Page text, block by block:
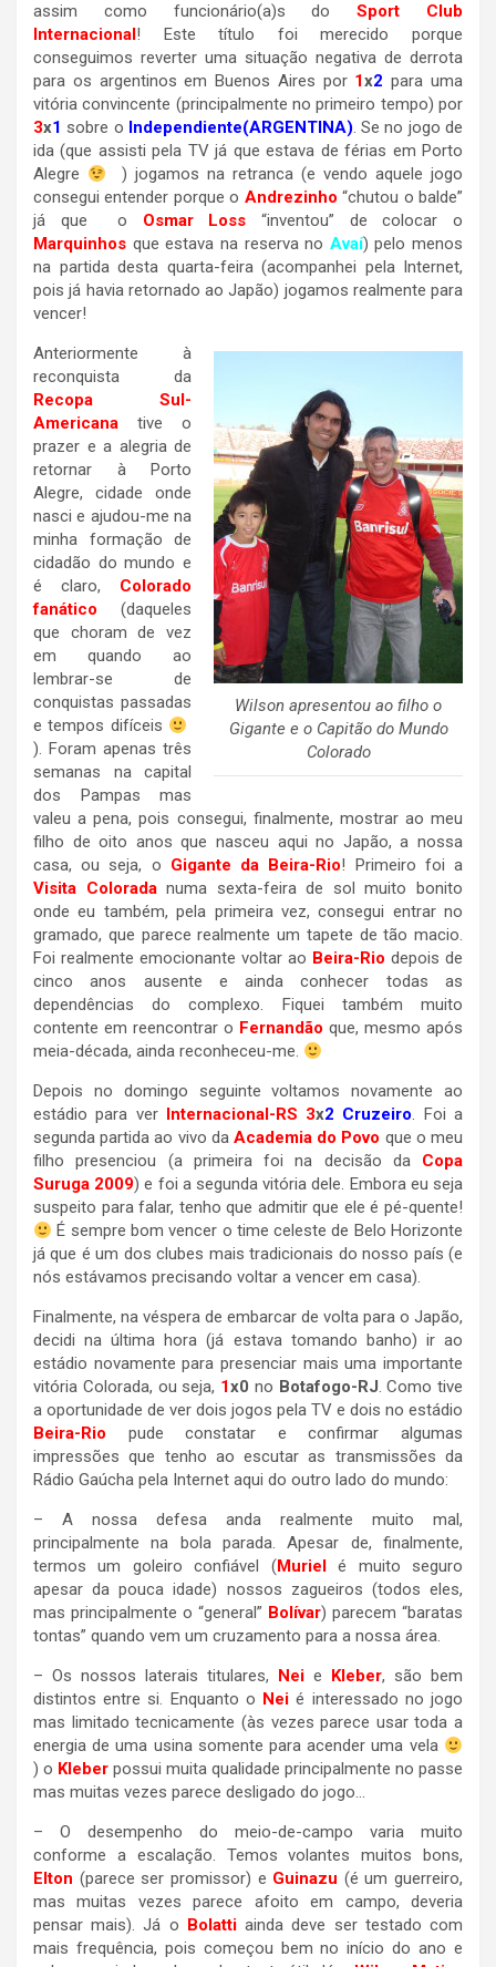
assim como funcionário(a)s doSport Club
Internacional! Este título foi merecido porque
conseguimos reverter uma situação negativa de derrota
para os argentinos em Buenos Aires por 1x2 para uma
vitória convincente (principalmente no primeiro tempo) por
3x1 sobre o Independiente(ARGENTINA). Se no jogo de
ida (que assisti pela TV já que estava de férias em Porto
Alegre
) jogamos na retranca (e vendo aquele jogo
consegui entender porque o Andrezinho “chutou o balde”
já que o Osmar Loss “inventou” de colocar o
Marquinhos que estava na reserva no Avaí) pelo menos
na partida desta quarta-feira (acompanhei pela Internet,
pois já havia retornado ao Japão) jogamos realmente para
vencer!
Wilson apresentou ao filho o
Gigante e o Capitão do Mundo
Colorado
Anteriormente à
reconquista da
Recopa Sul-
Americana tive o
prazer e a alegria de
retornar à Porto
Alegre, cidade onde
nasci e ajudou-me na
minha formação de
cidadão do mundo e
é claro, Colorado
fanático (daqueles
que choram de vez
em quando ao
lembrar-se de
conquistas passadas
e tempos difíceis
). Foram apenas três
semanas na capital
dos Pampas mas
valeu a pena, pois consegui, finalmente, mostrar ao meu
filho de oito anos que nasceu aqui no Japão, a nossa
casa, ou seja, o Gigante da Beira-Rio! Primeiro foi a
Visita Coloradanuma sexta-feira de sol muito bonito
onde eu também, pela primeira vez, consegui entrar no
gramado, que parece realmente um tapete de tão macio.
Foi realmente emocionante voltar ao Beira-Rio depois de
cinco anos ausente e ainda conhecer todas as
dependências do complexo. Fiquei também muito
contente em reencontrar o Fernandão que, mesmo após
meia-década, ainda reconheceu-me.
Depois no domingo seguinte voltamos novamente ao
estádio para ver Internacional-RS 3x2 Cruzeiro. Foi a
segunda partida ao vivo da Academia do Povo que o meu
filho presenciou (a primeira foi na decisão da Copa
Suruga 2009) e foi a segunda vitória dele. Embora eu seja
suspeito para falar, tenho que admitir que ele é pé-quente!
É sempre bom vencer o time celeste de Belo Horizonte
já que é um dos clubes mais tradicionais do nosso país (e
nós estávamos precisando voltar a vencer em casa).
Finalmente, na véspera de embarcar de volta para o Japão,
decidi na última hora (já estava tomando banho) ir ao
estádio novamente para presenciar mais uma importante
vitória Colorada, ou seja, 1x0 no Botafogo-RJ. Como tive
a oportunidade de ver dois jogos pela TV e dois no estádio
Beira-Rio pude constatar e confirmar algumas
impressões que tenho ao escutar as transmissões da
Rádio Gaúcha pela Internet aqui do outro lado do mundo:
– A nossa defesa anda realmente muito mal,
principalmente na bola parada. Apesar de, finalmente,
termos um goleiro confiável (Murielé muito seguro
apesar da pouca idade) nossos zagueiros (todos eles,
mas principalmente o “general” Bolívar) parecem “baratas
tontas” quando vem um cruzamento para a nossa área.
– Os nossos laterais titulares, Nei e Kleber, são bem
distintos entre si. Enquanto o Nei é interessado no jogo
mas limitado tecnicamente (às vezes parece usar toda a
energia de uma usina somente para acender uma vela
) o Kleber possui muita qualidade principalmente no passe
mas muitas vezes parece desligado do jogo…
– O desempenho do meio-de-campo varia muito
conforme a escalação. Temos volantes muitos bons,
Elton (parece ser promissor) e Guinazu (é um guerreiro,
mas muitas vezes parece afoito em campo, deveria
pensar mais). Já o Bolattiainda deve ser testado com
mais frequência, pois começou bem no início do ano e